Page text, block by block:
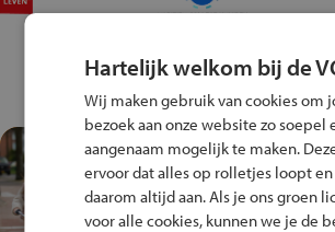
Test je kennis
Fiets Veilig
Verkeersspel!
Hartelijk welkom bij de
Wij maken gebruik van cookies om
bezoek aan onze website zo soepel
aangenaam mogelijk te maken.
ervoor dat alles op rolletjes loopt en
daarom altijd aan. Als je ons groen
voor alle cookies, kunnen we je de